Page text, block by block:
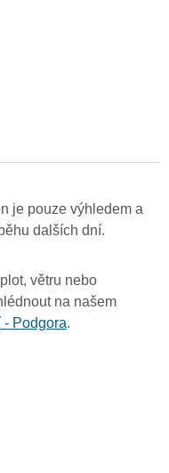
je pouze výhledem a
dalších dní.
větru nebo
na našem
- Podgora.